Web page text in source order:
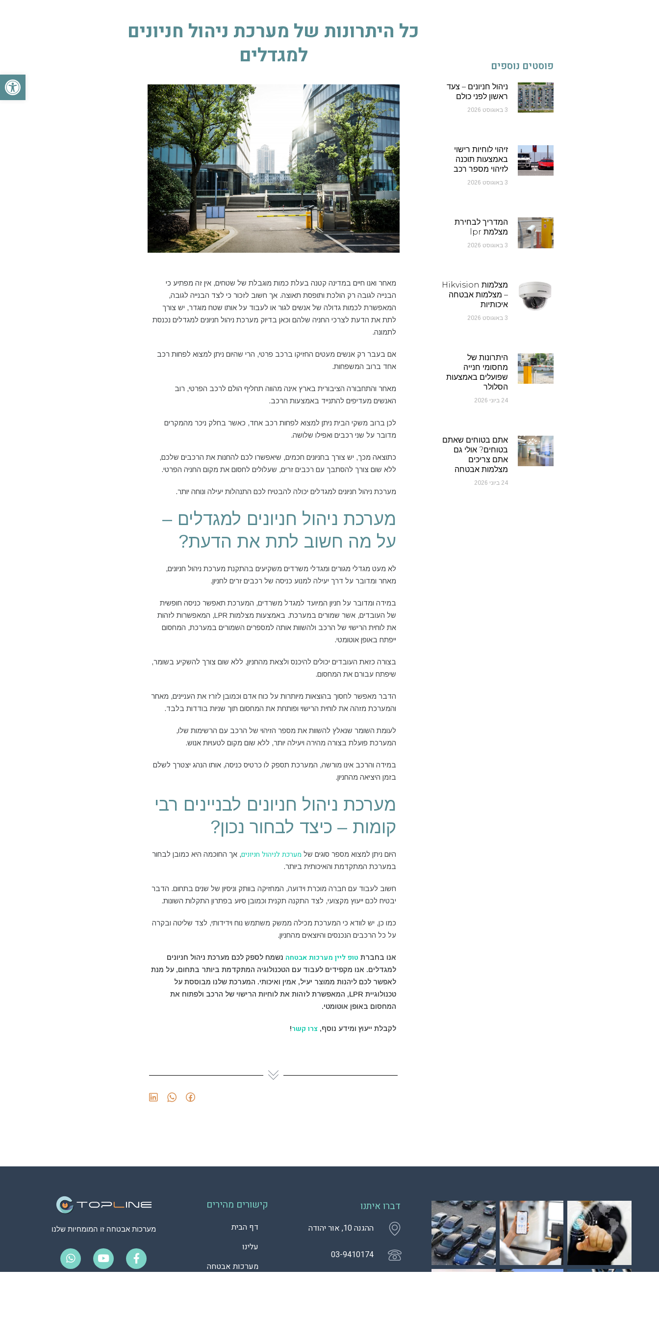
פוסטים נוספים
ניהול חניונים – צעד
ראשון לפני כולם
3 באוגוסט 2026
זיהוי לוחיות רישוי
באמצעות תוכנה
לזיהוי מספר רכב
3 באוגוסט 2026
המדריך לבחירת
מצלמת lpr
3 באוגוסט 2026
מצלמות Hikvision
– מצלמות אבטחה
איכותיות
3 באוגוסט 2026
היתרונות של
מחסומי חנייה
שפועלים באמצעות
הסלולר
24 ביוני 2026
אתם בטוחים שאתם
בטוחים? אולי גם
אתם צריכים
מצלמות אבטחה
24 ביוני 2026
כל היתרונות של מערכת ניהול חניונים
למגדלים
מאחר ואנו חיים במדינה קטנה בעלת כמות מוגבלת של שטחים, אין זה מפתיע כי
הבנייה לגובה רק הולכת ותופסת תאוצה. אך חשוב לזכור כי לצד הבנייה לגובה,
המאפשרת לכמות גדולה של אנשים לגור או לעבוד על אותו שטח מוגדר, יש צורך
לתת את הדעת לצרכי החניה שלהם וכאן בדיוק מערכת ניהול חניונים למגדלים נכנסת
לתמונה.
אם בעבר רק אנשים מעטים החזיקו ברכב פרטי, הרי שהיום ניתן למצוא לפחות רכב
אחד ברוב המשפחות.
מאחר והתחבורה הציבורית בארץ אינה מהווה תחליף הולם לרכב הפרטי, רוב
האנשים מעדיפים להתנייד באמצעות הרכב.
לכן ברוב משקי הבית ניתן למצוא לפחות רכב אחד, כאשר בחלק ניכר מהמקרים
מדובר על שני רכבים ואפילו שלושה.
כתוצאה מכך, יש צורך בחניונים חכמים, שיאפשרו לכם להחנות את הרכבים שלכם,
ללא שום צורך להסתבך עם רכבים זרים, שעלולים לחסום את מקום החניה הפרטי.
מערכת ניהול חניונים למגדלים יכולה להבטיח לכם התנהלות יעילה ונוחה יותר.
מערכת ניהול חניונים למגדלים –
על מה חשוב לתת את הדעת?
לא מעט מגדלי מגורים ומגדלי משרדים משקיעים בהתקנת מערכת ניהול חניונים,
מאחר ומדובר על דרך יעילה למנוע כניסה של רכבים זרים לחניון.
במידה ומדובר על חניון המיועד למגדל משרדים, המערכת תאפשר כניסה חופשית
של העובדים, אשר שמורים במערכת. באמצעות מצלמות LPR, המאפשרות לזהות
את לוחית הרישוי של הרכב ולהשוות אותה למספרים השמורים במערכת, המחסום
ייפתח באופן אוטומטי.
בצורה כזאת העובדים יכולים להיכנס ולצאת מהחניון, ללא שום צורך להשקיע בשומר,
שיפתח עבורם את המחסום.
הדבר מאפשר לחסוך בהוצאות מיותרות על כוח אדם וכמובן לזרז את העניינים, מאחר
והמערכת מזהה את לוחית הרישוי ופותחת את המחסום תוך שניות בודדות בלבד.
לעומת השומר שנאלץ להשוות את מספר הזיהוי של הרכב עם הרשימות שלו,
המערכת פועלת בצורה מהירה ויעילה יותר, ללא שום מקום לטעויות אנוש.
במידה והרכב אינו מורשה, המערכת תספק לו כרטיס כניסה, אותו הנהג יצטרך לשלם
בזמן היציאה מהחניון.
מערכת ניהול חניונים לבניינים רבי
קומות – כיצד לבחור נכון?
היום ניתן למצוא מספר סוגים של מערכת לניהול חניונים, אך החוכמה היא כמובן לבחור
במערכת המתקדמת והאיכותית ביותר.
חשוב לעבוד עם חברה מוכרת וידועה, המחזיקה בוותק וניסיון של שנים בתחום. הדבר
יבטיח לכם ייעוץ מקצועי, לצד התקנה תקנית וכמובן סיוע בפתרון התקלות השונות.
כמו כן, יש לוודא כי המערכת מכילה ממשק משתמש נוח וידידותי, לצד שליטה ובקרה
על כל הרכבים הנכנסים והיוצאים מהחניון.
אנו בחברת טופ ליין מערכות אבטחה נשמח לספק לכם מערכת ניהול חניונים
למגדלים. אנו מקפידים לעבוד עם הטכנולוגיה המתקדמת ביותר בתחום, על מנת
לאפשר לכם ליהנות ממוצר יעיל, אמין ואיכותי. המערכת שלנו מבוססת על
טכנולוגיית LPR, המאפשרת לזהות את לוחיות הרישוי של הרכב ולפתוח את
המחסום באופן אוטומטי.
לקבלת ייעוץ ומידע נוסף, צרו קשר!
דברו איתנו
ההגנה 10, אור יהודה
03-9410174
קישורים מהירים
דף הבית
עלינו
מערכות אבטחה
מערכות אבטחה זו המומחיות שלנו